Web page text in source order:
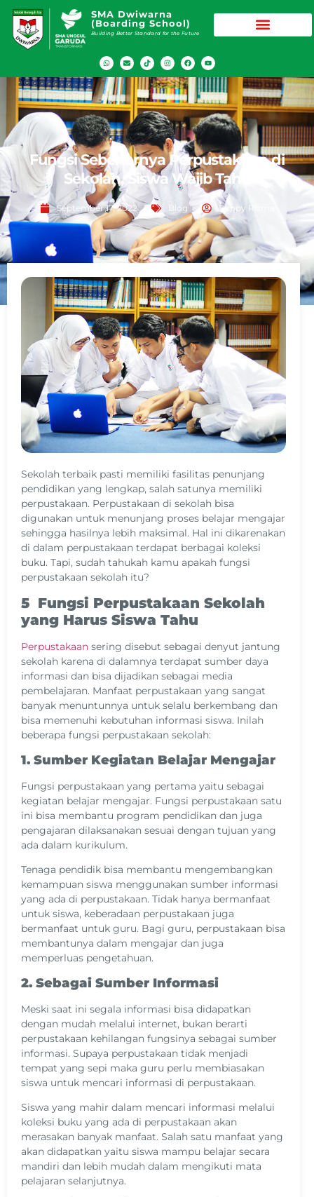
SMA Dwiwarna
(Boarding School)
Building Better Standard for the Future
Fungsi Sebenarnya Perpustakaan di
Sekolah, Siswa Wajib Tahu
September 17, 2022 Blog Peppy Rizma
Sekolah terbaik pasti memiliki fasilitas penunjang
pendidikan yang lengkap, salah satunya memiliki
perpustakaan. Perpustakaan di sekolah bisa
digunakan untuk menunjang proses belajar mengajar
sehingga hasilnya lebih maksimal. Hal ini dikarenakan
di dalam perpustakaan terdapat berbagai koleksi
buku. Tapi, sudah tahukah kamu apakah fungsi
perpustakaan sekolah itu?
5 Fungsi Perpustakaan Sekolah
yang Harus Siswa Tahu
Perpustakaan sering disebut sebagai denyut jantung
sekolah karena di dalamnya terdapat sumber daya
informasi dan bisa dijadikan sebagai media
pembelajaran. Manfaat perpustakaan yang sangat
banyak menuntunnya untuk selalu berkembang dan
bisa memenuhi kebutuhan informasi siswa. Inilah
beberapa fungsi perpustakaan sekolah:
1. Sumber Kegiatan Belajar Mengajar
Fungsi perpustakaan yang pertama yaitu sebagai
kegiatan belajar mengajar. Fungsi perpustakaan satu
ini bisa membantu program pendidikan dan juga
pengajaran dilaksanakan sesuai dengan tujuan yang
ada dalam kurikulum.
Tenaga pendidik bisa membantu mengembangkan
kemampuan siswa menggunakan sumber informasi
yang ada di perpustakaan. Tidak hanya bermanfaat
untuk siswa, keberadaan perpustakaan juga
bermanfaat untuk guru. Bagi guru, perpustakaan bisa
membantunya dalam mengajar dan juga
memperluas pengetahuan.
2. Sebagai Sumber Informasi
Meski saat ini segala informasi bisa didapatkan
dengan mudah melalui internet, bukan berarti
perpustakaan kehilangan fungsinya sebagai sumber
informasi. Supaya perpustakaan tidak menjadi
tempat yang sepi maka guru perlu membiasakan
siswa untuk mencari informasi di perpustakaan.
Siswa yang mahir dalam mencari informasi melalui
koleksi buku yang ada di perpustakaan akan
merasakan banyak manfaat. Salah satu manfaat yang
akan didapatkan yaitu siswa mampu belajar secara
mandiri dan lebih mudah dalam mengikuti mata
pelajaran selanjutnya.